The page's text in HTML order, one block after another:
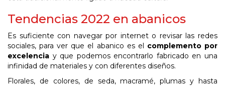
Tendencias 2022 en abanicos
Es suficiente con navegar por internet o revisar las redes
sociales, para ver que el abanico es el complemento por
excelencia y que podemos encontrarlo fabricado en una
infinidad de materiales y con diferentes diseños.
Florales, de colores, de seda, macramé, plumas y hasta